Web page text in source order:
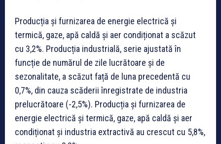
Producția și furnizarea de energie electrică și
termică, gaze, apă caldă și aer condiționat a scăzut
cu 3,2%. Producția industrială, serie ajustată în
funcție de numărul de zile lucrătoare și de
sezonalitate, a scăzut față de luna precedentă cu
0,7%, din cauza scăderii înregistrate de industria
prelucrătoare (-2,5%). Producția și furnizarea de
energie electrică și termică, gaze, apă caldă și aer
condiționat și industria extractivă au crescut cu 5,8%,